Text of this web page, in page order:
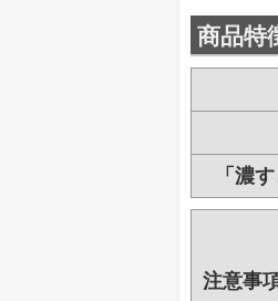
商品特
「濃
注意事